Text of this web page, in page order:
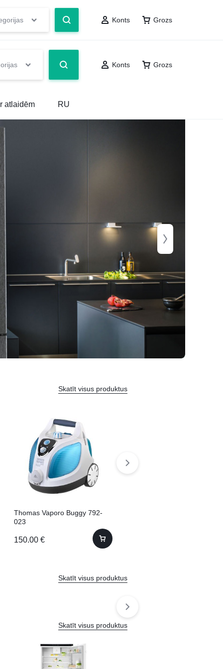
Konts Grozs
atlaidēm RU
Konts Grozs
Skatīt visus produktus
Thomas Vaporo Buggy 792-
023
150.00 €
Skatīt visus produktus
Skatīt visus produktus